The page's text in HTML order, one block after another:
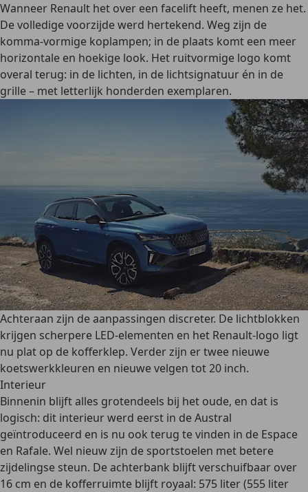
Wanneer Renault het over een facelift heeft, menen ze het.
De volledige voorzijde werd hertekend. Weg zijn de
komma-vormige koplampen; in de plaats komt een meer
horizontale en hoekige look. Het ruitvormige logo komt
overal terug: in de lichten, in de lichtsignatuur én in de
grille – met letterlijk honderden exemplaren.
Achteraan zijn de aanpassingen discreter. De lichtblokken
krijgen scherpere LED-elementen en het Renault-logo ligt
nu plat op de kofferklep. Verder zijn er twee nieuwe
koetswerkkleuren en nieuwe velgen tot 20 inch.
Interieur
Binnenin blijft alles grotendeels bij het oude, en dat is
logisch: dit interieur werd eerst in de Austral
geïntroduceerd en is nu ook terug te vinden in de Espace
en Rafale. Wel nieuw zijn de sportstoelen met betere
zijdelingse steun. De achterbank blijft verschuifbaar over
16 cm en de kofferruimte blijft royaal: 575 liter (555 liter